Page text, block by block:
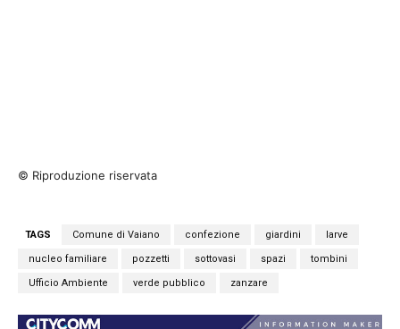
© Riproduzione riservata
TAGS Comune di Vaiano confezione giardini larve
nucleo familiare pozzetti sottovasi spazi tombini
Ufficio Ambiente verde pubblico zanzare